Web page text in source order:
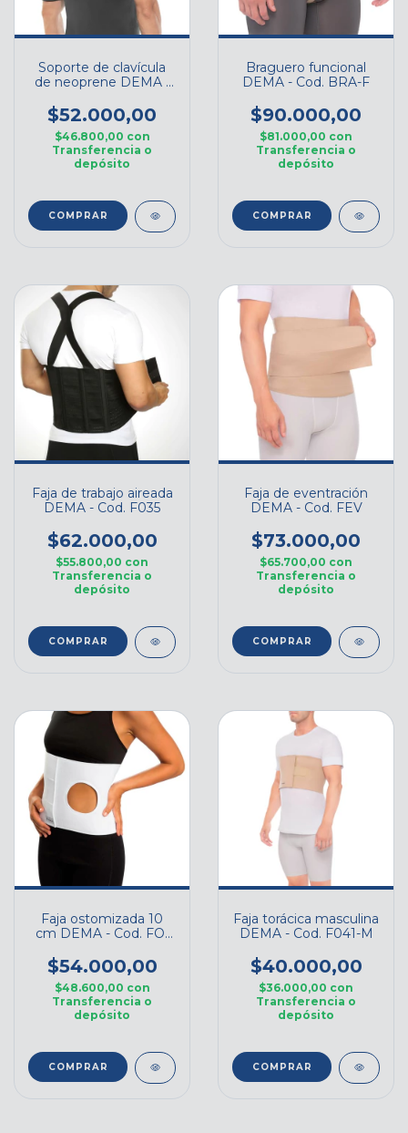
Soporte de clavícula
de neoprene DEMA -
$52.000,00
$46.800,00 con
Transferencia o
depósito
COMPRAR
Braguero funcional
DEMA - Cod. BRA-F
$90.000,00
$81.000,00 con
Transferencia o
depósito
COMPRAR
Faja de trabajo aireada
DEMA - Cod. F035
$62.000,00
$55.800,00 con
Transferencia o
depósito
COMPRAR
Faja de eventración
DEMA - Cod. FEV
$73.000,00
$65.700,00 con
Transferencia o
depósito
COMPRAR
Faja ostomizada 10
cm DEMA - Cod. FO-
$54.000,00
$48.600,00 con
Transferencia o
depósito
COMPRAR
Faja torácica masculina
DEMA - Cod. F041-M
$40.000,00
$36.000,00 con
Transferencia o
depósito
COMPRAR